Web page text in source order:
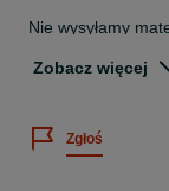
Nie wysyłamy
Odbiór: 62-560
Tel. 732_90_90_70
tel. 723_61_86_16
Zobacz więcej
Zgłoś